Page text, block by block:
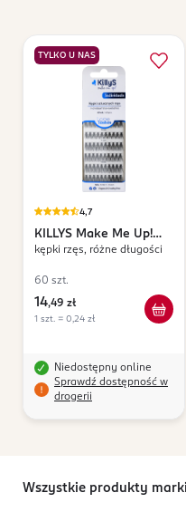
TYLKO U NAS
4,7
KILLYS Make Me Up!
Love Lashes
kępki rzęs, różne długości
60 szt.
14,49 zł
1 szt. = 0,24 zł
Niedostępny online
Sprawdź dostępność w
drogerii
Wszystkie produkty